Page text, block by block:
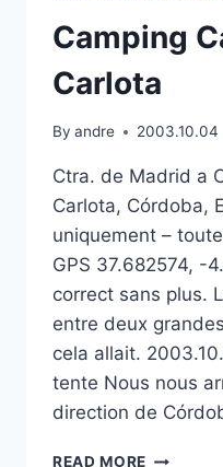
Camping
Carlota
By andre 2003.10.04
Ctra. de Madrid a
Carlota, Córdoba,
uniquement –
GPS 37.682574, -
correct sans plus.
entre deux
cela allait.
tente Nous nous
direction de
READ MORE CAMPING